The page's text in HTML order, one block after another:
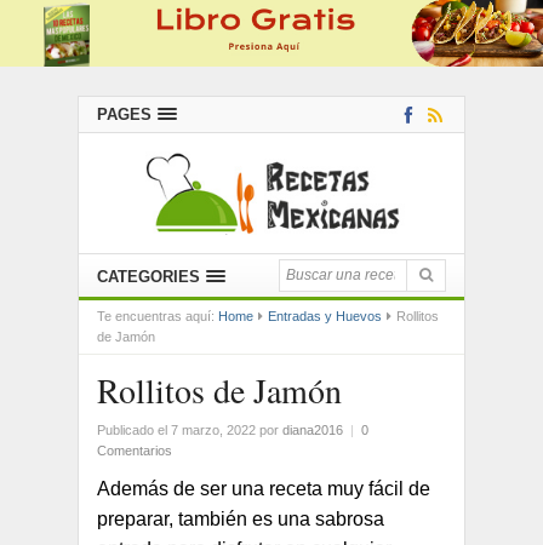
PAGES
CATEGORIES
Te encuentras aquí: Home Entradas y Huevos
Rollitos
de Jamón
Rollitos de Jamón
Publicado el 7 marzo, 2022 por diana2016 | 0
Comentarios
Además de ser una receta muy fácil de
preparar, también es una sabrosa